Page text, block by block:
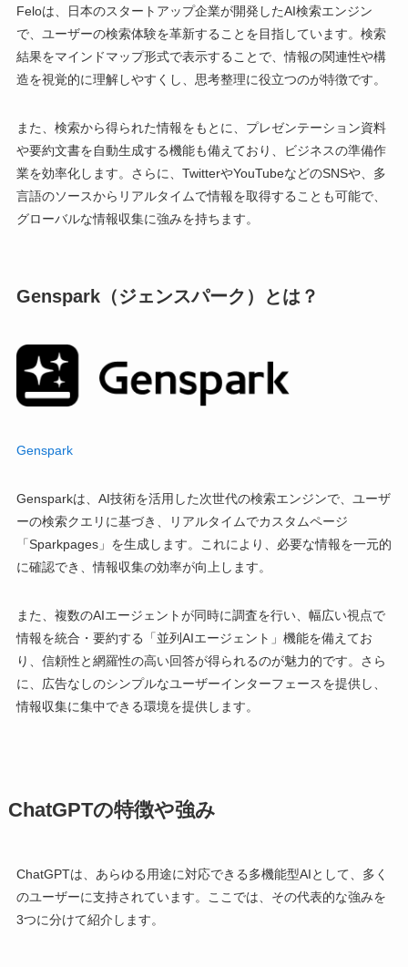
Feloは、日本のスタートアップ企業が開発したAI検索エンジン
で、ユーザーの検索体験を革新することを目指しています。検索
結果をマインドマップ形式で表示することで、情報の関連性や構
造を視覚的に理解しやすくし、思考整理に役立つのが特徴です。
また、検索から得られた情報をもとに、プレゼンテーション資料
や要約文書を自動生成する機能も備えており、ビジネスの準備作
業を効率化します。さらに、TwitterやYouTubeなどのSNSや、多
言語のソースからリアルタイムで情報を取得することも可能で、
グローバルな情報収集に強みを持ちます。
Genspark（ジェンスパーク）とは？
Genspark
Gensparkは、AI技術を活用した次世代の検索エンジンで、ユーザ
ーの検索クエリに基づき、リアルタイムでカスタムページ
「Sparkpages」を生成します。これにより、必要な情報を一元的
に確認でき、情報収集の効率が向上します。
また、複数のAIエージェントが同時に調査を行い、幅広い視点で
情報を統合・要約する「並列AIエージェント」機能を備えてお
り、信頼性と網羅性の高い回答が得られるのが魅力的です。さら
に、広告なしのシンプルなユーザーインターフェースを提供し、
情報収集に集中できる環境を提供します。
ChatGPTの特徴や強み
ChatGPTは、あらゆる用途に対応できる多機能型AIとして、多く
のユーザーに支持されています。ここでは、その代表的な強みを
3つに分けて紹介します。